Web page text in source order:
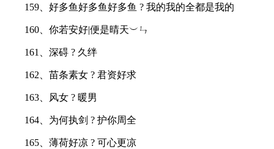
159、好多鱼好多鱼好多鱼 ? 我的我的全都是我的
160、你若安好|便是晴天︶ㄣ
161、深碍 ? 久绊
162、苗条素女 ? 君资好求
163、风女 ? 暖男
164、为何执剑 ? 护你周全
165、薄荷好凉 ? 可心更凉